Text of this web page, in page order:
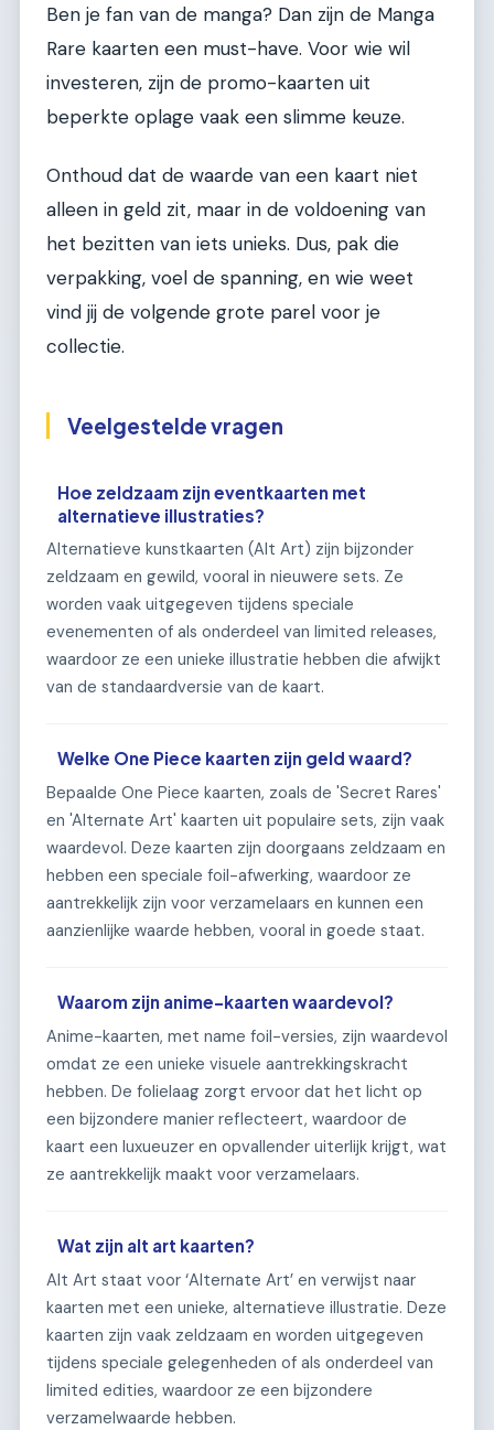
Ben je fan van de manga? Dan zijn de Manga
Rare kaarten een must-have. Voor wie wil
investeren, zijn de promo-kaarten uit
beperkte oplage vaak een slimme keuze.
Onthoud dat de waarde van een kaart niet
alleen in geld zit, maar in de voldoening van
het bezitten van iets unieks. Dus, pak die
verpakking, voel de spanning, en wie weet
vind jij de volgende grote parel voor je
collectie.
Veelgestelde vragen
Hoe zeldzaam zijn eventkaarten met
alternatieve illustraties?
Alternatieve kunstkaarten (Alt Art) zijn bijzonder
zeldzaam en gewild, vooral in nieuwere sets. Ze
worden vaak uitgegeven tijdens speciale
evenementen of als onderdeel van limited releases,
waardoor ze een unieke illustratie hebben die afwijkt
van de standaardversie van de kaart.
Welke One Piece kaarten zijn geld waard?
Bepaalde One Piece kaarten, zoals de 'Secret Rares'
en 'Alternate Art' kaarten uit populaire sets, zijn vaak
waardevol. Deze kaarten zijn doorgaans zeldzaam en
hebben een speciale foil-afwerking, waardoor ze
aantrekkelijk zijn voor verzamelaars en kunnen een
aanzienlijke waarde hebben, vooral in goede staat.
Waarom zijn anime-kaarten waardevol?
Anime-kaarten, met name foil-versies, zijn waardevol
omdat ze een unieke visuele aantrekkingskracht
hebben. De folielaag zorgt ervoor dat het licht op
een bijzondere manier reflecteert, waardoor de
kaart een luxueuzer en opvallender uiterlijk krijgt, wat
ze aantrekkelijk maakt voor verzamelaars.
Wat zijn alt art kaarten?
Alt Art staat voor ‘Alternate Art’ en verwijst naar
kaarten met een unieke, alternatieve illustratie. Deze
kaarten zijn vaak zeldzaam en worden uitgegeven
tijdens speciale gelegenheden of als onderdeel van
limited edities, waardoor ze een bijzondere
verzamelwaarde hebben.